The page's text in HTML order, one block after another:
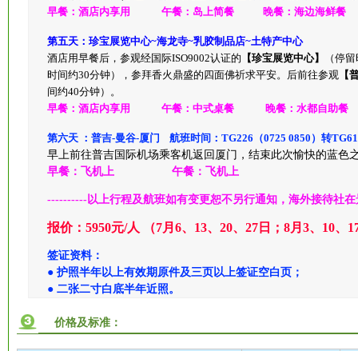
约60分钟），只需花费50元即可尝一盅纯正的冰糖燕窝。晚餐后享
早餐：酒店内享用 午餐：岛上简餐 晚餐：海边海鲜餐
第五天：珍宝展览中心~海龙寺~乳胶制品店~土特产中心
酒店用早餐后，参观经国际ISO9002认证的
时间约30分钟），参拜香火鼎盛的四面佛祈求平安。后前往参观【
早餐：酒店内享用 午餐：中式桌餐 晚餐：水都自助餐
第六天 ：普吉-曼谷-厦门 航班时间：TG226（0725 0850）转
早餐：飞机上 午餐：飞机上
----------以上行程及航班如有变更恕不另行通知，海外接待社
报价：5950元/人 （7月6、13、20、27日；8月3、10、
签证资料：
● 二张二寸白底半年近照。